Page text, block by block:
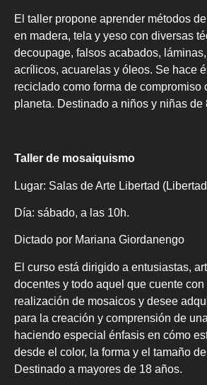
El taller propone aprender métodos
en madera, tela y yeso con diversas
decoupage, falsos acabados,
acrílicos, acuarelas y óleos. Se hace
reciclado como forma de compromiso
planeta. Destinado a niños y niñas de
Taller de mosaiquismo
Lugar: Salas de Arte Libertad
Día: sábado, a las 10h.
Dictado por Mariana Giordanengo
El curso está dirigido a entusiastas,
docentes y todo aquel que cuente
realización de mosaicos y desee
para la creación y comprensión de
haciendo especial énfasis en cómo
desde el color, la forma y el tamaño
Destinado a mayores de 18 años.